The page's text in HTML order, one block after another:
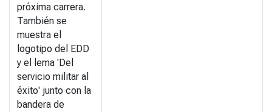
próxima carrera.
También se
muestra el
logotipo del EDD
y el lema 'Del
servicio militar al
éxito' junto con la
bandera de